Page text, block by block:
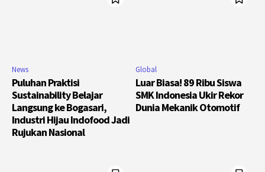
News
Puluhan Praktisi
Sustainability Belajar
Langsung ke Bogasari,
Industri Hijau Indofood Jadi
Rujukan Nasional
Global
Luar Biasa! 89 Ribu Siswa
SMK Indonesia Ukir Rekor
Dunia Mekanik Otomotif